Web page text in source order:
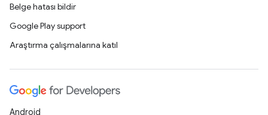
Belge hatası bildir
Google Play support
Araştırma çalışmalarına katıl
Android